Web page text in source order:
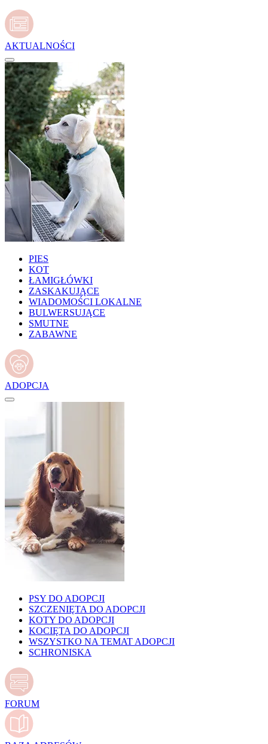
AKTUALNOŚCI
PIES
KOT
ŁAMIGŁÓWKI
ZASKAKUJĄCE
WIADOMOŚCI LOKALNE
BULWERSUJĄCE
SMUTNE
ZABAWNE
ADOPCJA
PSY DO ADOPCJI
SZCZENIĘTA DO ADOPCJI
KOTY DO ADOPCJI
KOCIĘTA DO ADOPCJI
WSZYSTKO NA TEMAT ADOPCJI
SCHRONISKA
FORUM